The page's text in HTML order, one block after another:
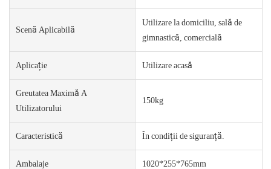
Scenă Aplicabilă
Utilizare la domiciliu, sală de
gimnastică, comercială
Aplicație Utilizare acasă
Greutatea Maximă A
Utilizatorului
150kg
Caracteristică În condiții de siguranță.
Ambalaje 1020*255*765mm